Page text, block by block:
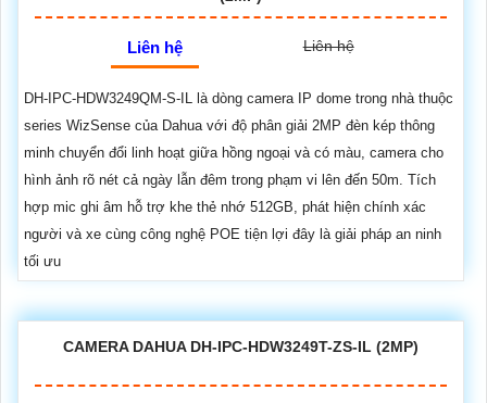
Liên hệ Liên hệ
DH-IPC-HDW3249QM-S-IL là dòng camera IP dome trong nhà thuộc
series WizSense của Dahua với độ phân giải 2MP đèn kép thông
minh chuyển đổi linh hoạt giữa hồng ngoại và có màu, camera cho
hình ảnh rõ nét cả ngày lẫn đêm trong phạm vi lên đến 50m. Tích
hợp mic ghi âm hỗ trợ khe thẻ nhớ 512GB, phát hiện chính xác
người và xe cùng công nghệ POE tiện lợi đây là giải pháp an ninh
tối ưu
CAMERA DAHUA DH-IPC-HDW3249T-ZS-IL (2MP)